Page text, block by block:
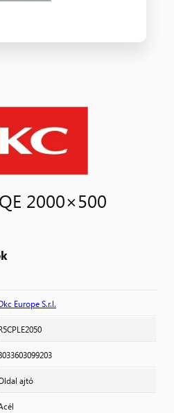
2000×500
Europe S.r.l.
ajtó